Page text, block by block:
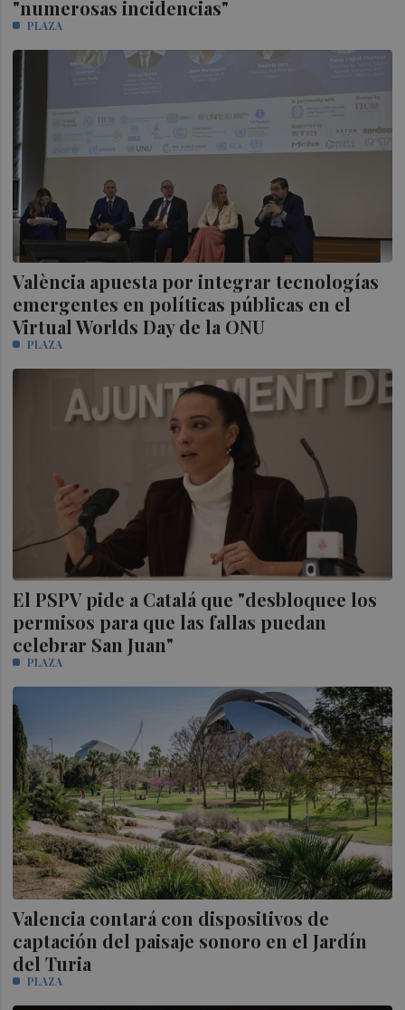
"numerosas incidencias"
PLAZA
València apuesta por integrar tecnologías
emergentes en políticas públicas en el
Virtual Worlds Day de la ONU
PLAZA
El PSPV pide a Catalá que "desbloquee los
permisos para que las fallas puedan
celebrar San Juan"
PLAZA
Valencia contará con dispositivos de
captación del paisaje sonoro en el Jardín
del Turia
PLAZA